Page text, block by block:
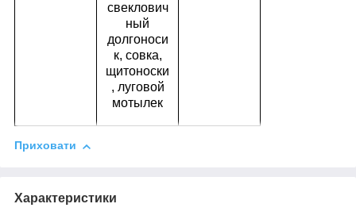
свеклович
ный
долгоноси
к, совка,
щитоноски
, луговой
мотылек
Приховати
Характеристики